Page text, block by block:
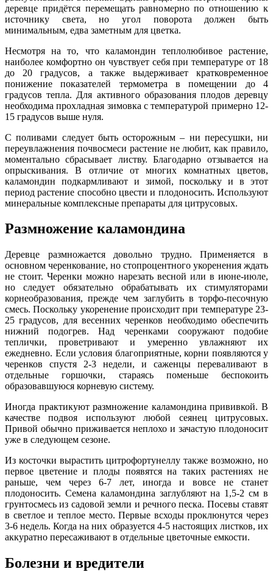
деревце придётся перемещать равномерно по отношению к
источнику света, но угол поворота должен быть
минимальным, едва заметным для цветка.
Несмотря на то, что каламондин теплолюбивое растение,
наиболее комфортно он чувствует себя при температуре от 18
до 20 градусов, а также выдерживает кратковременное
понижение показателей термометра в помещении до 4
градусов тепла. Для активного образования плодов деревцу
необходима прохладная зимовка с температурой примерно 12-
15 градусов выше нуля.
С поливами следует быть осторожным – ни пересушки, ни
переувлажнения почвосмеси растение не любит, как правило,
моментально сбрасывает листву. Благодарно отзывается на
опрыскивания. В отличие от многих комнатных цветов,
каламондин подкармливают и зимой, поскольку и в этот
период растение способно цвести и плодоносить. Используют
минеральные комплексные препараты для цитрусовых.
Размножение каламондина
Деревце размножается довольно трудно. Применяется в
основном черенкование, но стопроцентного укоренения ждать
не стоит. Черенки можно нарезать весной или в июне-июле,
но следует обязательно обрабатывать их стимуляторами
корнеобразования, прежде чем заглубить в торфо-песочную
смесь. Поскольку укоренение происходит при температуре 23-
25 градусов, для весенних черенков необходимо обеспечить
нижний подогрев. Над черенками сооружают подобие
теплички, проветривают и умеренно увлажняют их
ежедневно. Если условия благоприятные, корни появляются у
черенков спустя 2-3 недели, и саженцы переваливают в
отдельные горшочки, стараясь поменьше беспокоить
образовавшуюся корневую систему.
Иногда практикуют размножение каламондина прививкой. В
качестве подвоя используют любой сеянец цитрусовых.
Привой обычно приживается неплохо и зачастую плодоносит
уже в следующем сезоне.
Из косточки вырастить цитрофортунеллу также возможно, но
первое цветение и плоды появятся на таких растениях не
раньше, чем через 6-7 лет, иногда и вовсе не станет
плодоносить. Семена каламондина заглубляют на 1,5-2 см в
грунтосмесь из садовой земли и речного песка. Посевы ставят
в светлое и теплое место. Первые всходы проклюнутся через
3-6 недель. Когда на них образуется 4-5 настоящих листков, их
аккуратно пересаживают в отдельные цветочные емкости.
Болезни и вредители